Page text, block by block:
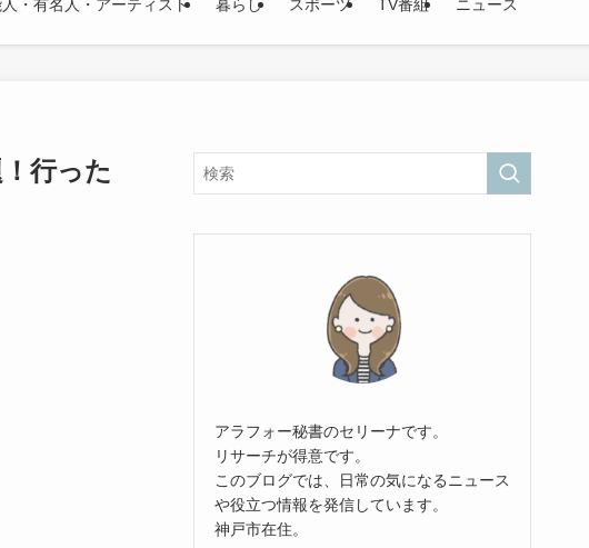
・有名人・アーティスト 暮らし スポーツ TV番組 ニュース
行った
アラフォー秘書のセリーナです。
リサーチが得意です。
このブログでは、日常の気になるニュース
や役立つ情報を発信しています。
神戸市在住。